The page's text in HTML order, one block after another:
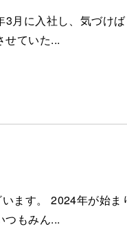
月に入社し、気づけ
せていた...
ます。 2024年が始ま
つもみん...